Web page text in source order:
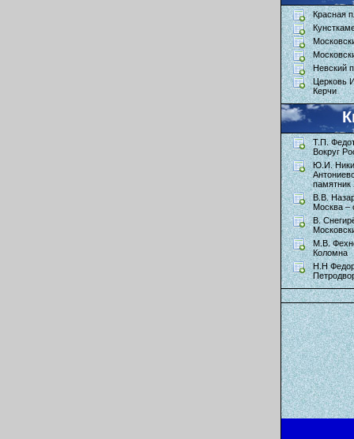
Красная
Невский
Церковь
Керчи
Т.П.
Вокруг
Ю.И.
памятник
В.В.
Москва –
В.
М.В.
Коломна
Н.Н